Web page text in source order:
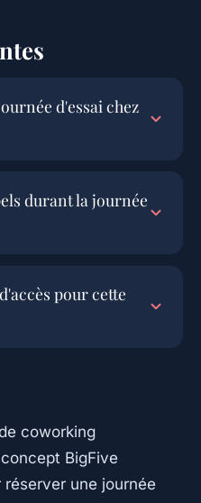
d'essai chez
durant la journée
pour cette
coworking
BigFive
une journée